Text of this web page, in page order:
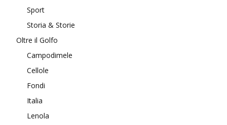
Sport
Storia & Storie
Oltre il Golfo
Campodimele
Cellole
Fondi
Italia
Lenola